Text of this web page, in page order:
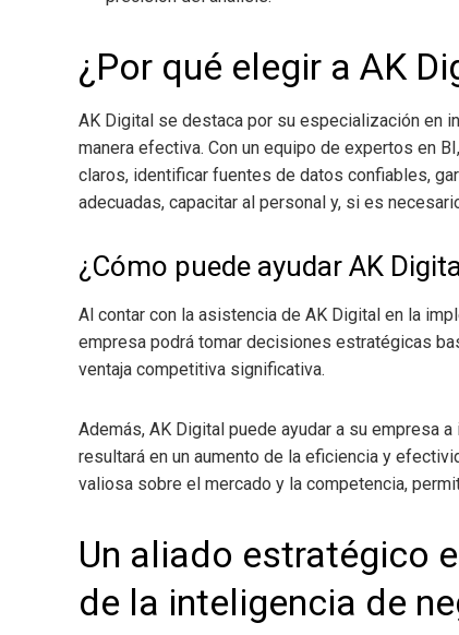
¿Por qué elegir a AK
AK Digital se destaca por su especialización en
manera efectiva. Con un equipo de expertos en
claros, identificar fuentes de datos confiables,
adecuadas, capacitar al personal y, si es
¿Cómo puede ayudar AK
Al contar con la asistencia de AK Digital en la
empresa podrá tomar decisiones estratégicas
ventaja competitiva significativa.
Además, AK Digital puede ayudar a su empresa
resultará en un aumento de la eficiencia y
valiosa sobre el mercado y la competencia,
Un aliado estratégico
de la inteligencia de